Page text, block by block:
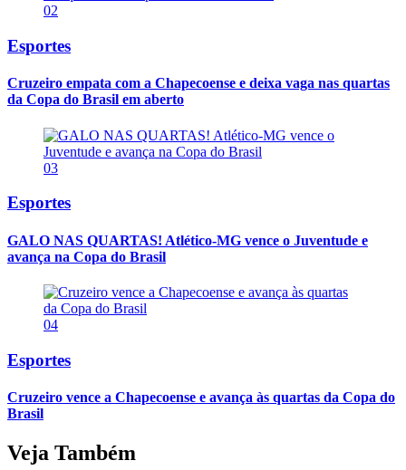
02
Esportes
Cruzeiro empata com a Chapecoense e deixa vaga nas quartas
da Copa do Brasil em aberto
03
Esportes
GALO NAS QUARTAS! Atlético-MG vence o Juventude e
avança na Copa do Brasil
04
Esportes
Cruzeiro vence a Chapecoense e avança às quartas da Copa do
Brasil
Veja Também